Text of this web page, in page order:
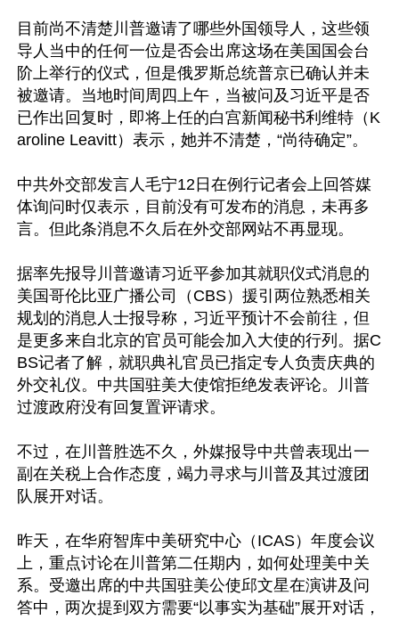
目前尚不清楚川普邀请了哪些外国领导人，这些领
导人当中的任何一位是否会出席这场在美国国会台
阶上举行的仪式，但是俄罗斯总统普京已确认并未
被邀请。当地时间周四上午，当被问及习近平是否
已作出回复时，即将上任的白宫新闻秘书利维特（K
aroline Leavitt）表示，她并不清楚，“尚待确定”。
中共外交部发言人毛宁12日在例行记者会上回答媒
体询问时仅表示，目前没有可发布的消息，未再多
言。但此条消息不久后在外交部网站不再显现。
据率先报导川普邀请习近平参加其就职仪式消息的
美国哥伦比亚广播公司（CBS）援引两位熟悉相关
规划的消息人士报导称，习近平预计不会前往，但
是更多来自北京的官员可能会加入大使的行列。据C
BS记者了解，就职典礼官员已指定专人负责庆典的
外交礼仪。中共国驻美大使馆拒绝发表评论。川普
过渡政府没有回复置评请求。
不过，在川普胜选不久，外媒报导中共曾表现出一
副在关税上合作态度，竭力寻求与川普及其过渡团
队展开对话。
昨天，在华府智库中美研究中心（ICAS）年度会议
上，重点讨论在川普第二任期内，如何处理美中关
系。受邀出席的中共国驻美公使邱文星在演讲及问
答中，两次提到双方需要“以事实为基础”展开对话，